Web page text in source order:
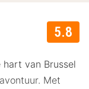
5.8
hart van Brussel
Met